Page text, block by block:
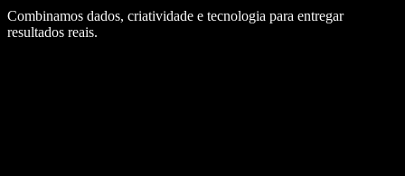
Combinamos dados, criatividade e tecnologia para entregar
resultados reais.